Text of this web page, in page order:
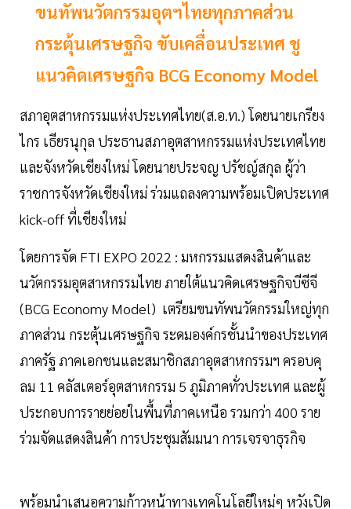
ขนทัพนวัตกรรมอุตฯไทยทุกภาคส่วน
กระตุ้นเศรษฐกิจ ขับเคลื่อนประเทศ ชู
แนวคิดเศรษฐกิจ BCG Economy Model
สภาอุตสาหกรรมแห่งประเทศไทย(ส.อ.ท.) โดยนายเกรียง
ไกร เธียรนุกุล ประธานสภาอุตสาหกรรมแห่งประเทศไทย
และจังหวัดเชียงใหม่ โดยนายประจญ ปรัชญ์สกุล ผู้ว่า
ราชการจังหวัดเชียงใหม่ ร่วมแถลงความพร้อมเปิดประเทศ
kick-off ที่เชียงใหม่
โดยการจัด FTI EXPO 2022 : มหกรรมแสดงสินค้าและ
นวัตกรรมอุตสาหกรรมไทย ภายใต้แนวคิดเศรษฐกิจบีซีจี
(BCG Economy Model) เตรียมขนทัพนวัตกรรมใหญ่ทุก
ภาคส่วน กระตุ้นเศรษฐกิจ ระดมองค์กรชั้นนำของประเทศ
ภาครัฐ ภาคเอกชนและสมาชิกสภาอุตสาหกรรมฯ ครอบคุ
ลม 11 คลัสเตอร์อุตสาหกรรม 5 ภูมิภาคทั่วประเทศ และผู้
ประกอบการรายย่อยในพื้นที่ภาคเหนือ รวมกว่า 400 ราย
ร่วมจัดแสดงสินค้า การประชุมสัมมนา การเจรจาธุรกิจ
พร้อมนำเสนอความก้าวหน้าทางเทคโนโลยีใหม่ๆ หวังเปิด